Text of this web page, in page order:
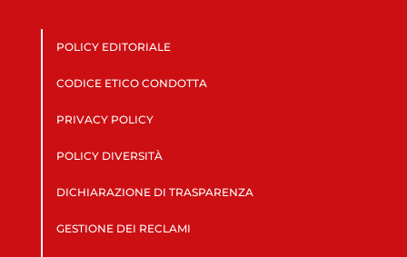
POLICY EDITORIALE
CODICE ETICO CONDOTTA
PRIVACY POLICY
POLICY DIVERSITÀ
DICHIARAZIONE DI TRASPARENZA
GESTIONE DEI RECLAMI